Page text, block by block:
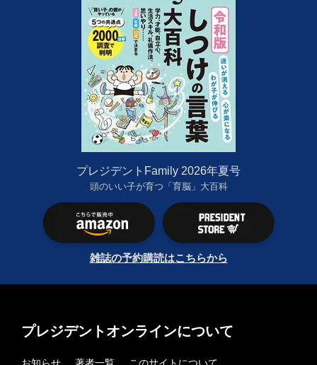
プレジデントFamily 2026年夏号
頭のいい子が育つ「育脳」大百科
雑誌の予約購読はこちらから
プレジデントオンラインについて